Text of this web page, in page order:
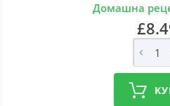
Домашна